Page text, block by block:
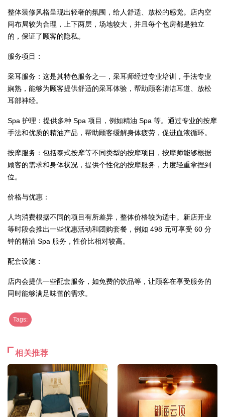
整体装修风格呈现出轻奢的氛围，给人舒适、放松的感觉。店内空
间布局较为合理，上下两层，场地较大，并且每个包房都是独立
的，保证了顾客的隐私。
服务项目：
采耳服务：这是其特色服务之一，采耳师经过专业培训，手法专业
娴熟，能够为顾客提供舒适的采耳体验，帮助顾客清洁耳道、放松
耳部神经。
Spa 护理：提供多种 Spa 项目，例如精油 Spa 等。通过专业的按摩
手法和优质的精油产品，帮助顾客缓解身体疲劳，促进血液循环。
按摩服务：包括泰式按摩等不同类型的按摩项目，按摩师能够根据
顾客的需求和身体状况，提供个性化的按摩服务，力度轻重拿捏到
位。
价格与优惠：
人均消费根据不同的项目有所差异，整体价格较为适中。新店开业
等时段会推出一些优惠活动和团购套餐，例如 498 元可享受 60 分
钟的精油 Spa 服务，性价比相对较高。
配套设施：
店内会提供一些配套服务，如免费的饮品等，让顾客在享受服务的
同时能够满足味蕾的需求。
Tags:
相关推荐